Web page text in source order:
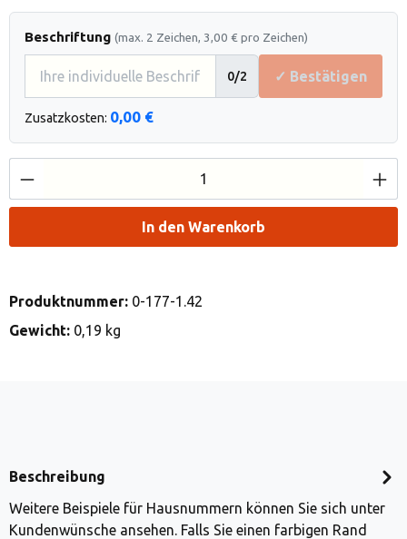
Beschriftung (max. 2 Zeichen, 3,00 € pro Zeichen)
0/2 ✓ Bestätigen
Zusatzkosten: 0,00 €
Produkt Anzahl: Gib den gewünschten
In den Warenkorb
Produktnummer: 0-177-1.42
Gewicht: 0,19 kg
Beschreibung
Weitere Beispiele für Hausnummern können Sie sich unter
Kundenwünsche ansehen. Falls Sie einen farbigen Rand